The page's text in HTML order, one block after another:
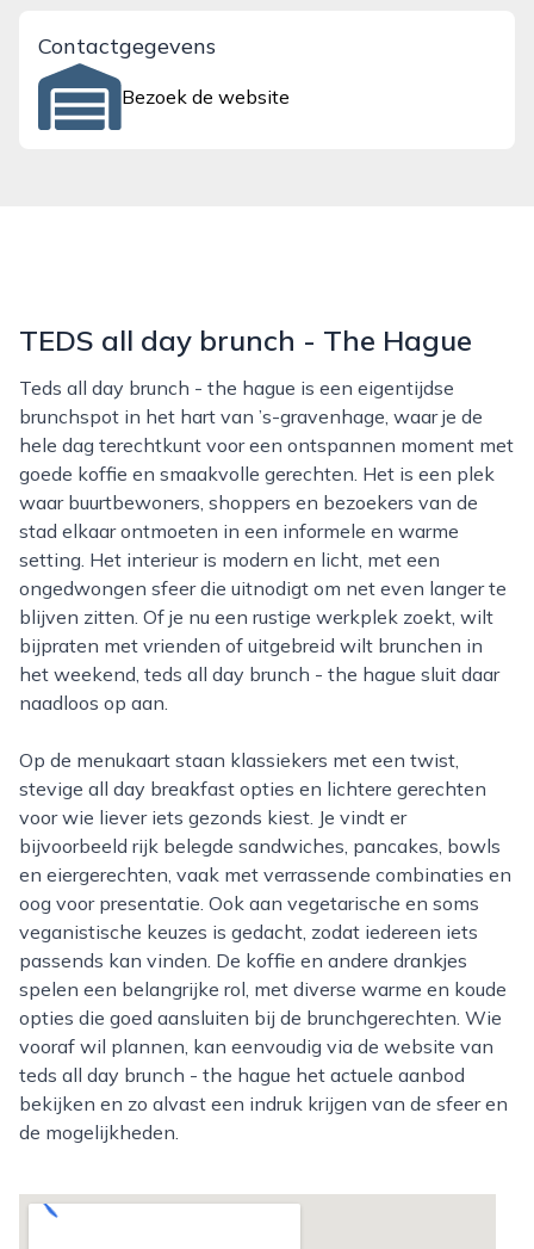
Contactgegevens
Bezoek de website
TEDS all day brunch - The Hague
Teds all day brunch - the hague is een eigentijdse
brunchspot in het hart van ’s-gravenhage, waar je de
hele dag terechtkunt voor een ontspannen moment met
goede koffie en smaakvolle gerechten. Het is een plek
waar buurtbewoners, shoppers en bezoekers van de
stad elkaar ontmoeten in een informele en warme
setting. Het interieur is modern en licht, met een
ongedwongen sfeer die uitnodigt om net even langer te
blijven zitten. Of je nu een rustige werkplek zoekt, wilt
bijpraten met vrienden of uitgebreid wilt brunchen in
het weekend, teds all day brunch - the hague sluit daar
naadloos op aan.
Op de menukaart staan klassiekers met een twist,
stevige all day breakfast opties en lichtere gerechten
voor wie liever iets gezonds kiest. Je vindt er
bijvoorbeeld rijk belegde sandwiches, pancakes, bowls
en eiergerechten, vaak met verrassende combinaties en
oog voor presentatie. Ook aan vegetarische en soms
veganistische keuzes is gedacht, zodat iedereen iets
passends kan vinden. De koffie en andere drankjes
spelen een belangrijke rol, met diverse warme en koude
opties die goed aansluiten bij de brunchgerechten. Wie
vooraf wil plannen, kan eenvoudig via de website van
teds all day brunch - the hague het actuele aanbod
bekijken en zo alvast een indruk krijgen van de sfeer en
de mogelijkheden.